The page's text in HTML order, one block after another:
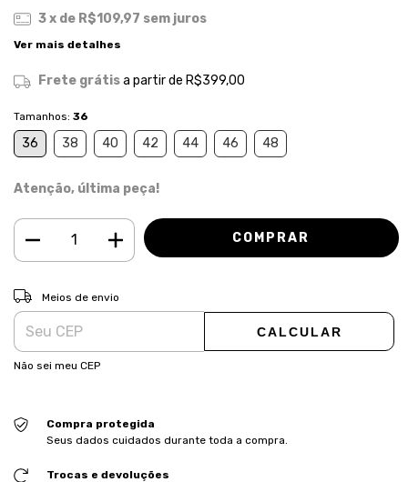
3x de R$109,97 sem juros
Ver mais detalhes
Frete grátisa partir de R$399,00
Tamanhos: 36
36 38 40 42 44 46 48
Atenção, última peça!
Entregas para o CEP:
Meios de envio
CALCULAR
Não sei meu CEP
Compra protegida
Seus dados cuidados durante toda a compra.
Trocas e devoluções